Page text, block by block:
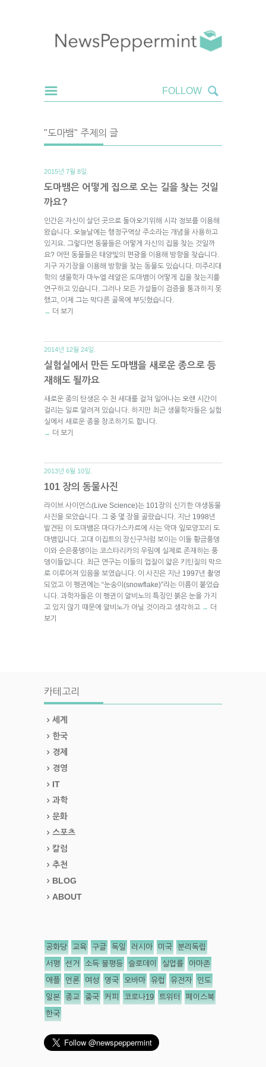
"도마뱀" 주제의 글
2015년 7월 8일.
도마뱀은 어떻게 집으로 오는 길을 찾는 것일
까요?
인간은 자신이 살던 곳으로 돌아오기위해 시각 정보를 이용해
왔습니다. 오늘날에는 행정구역상 주소라는 개념을 사용하고
있지요. 그렇다면 동물들은 어떻게 자신의 집을 찾는 것일까
요? 어떤 동물들은 태양빛의 편광을 이용해 방향을 찾습니다.
지구 자기장을 이용해 방향을 찾는 동물도 있습니다. 미주리대
학의 생물학자 마누엘 레알은 도마뱀이 어떻게 집을 찾는지를
연구하고 있습니다. 그러나 모든 가설들이 검증을 통과하지 못
했고, 이제 그는 막다른 골목에 부딧혔습니다.
→ 더 보기
2014년 12월 24일.
실험실에서 만든 도마뱀을 새로운 종으로 등
재해도 될까요
새로운 종의 탄생은 수 천 세대를 걸쳐 일어나는 오랜 시간이
걸리는 일로 알려져 있습니다. 하지만 최근 생물학자들은 실험
실에서 새로운 종을 창조하기도 합니다.
→ 더 보기
2013년 6월 10일.
101 장의 동물사진
라이브 사이언스(Live Science)는 101장의 신기한 야생동물
사진을 모았습니다. 그 중 몇 장을 골랐습니다. 지난 1998년
발견된 이 도마뱀은 마다가스카르에 사는 악마 잎모양꼬리 도
마뱀입니다. 고대 이집트의 장신구처럼 보이는 이들 황금풍뎅
이와 순은풍뎅이는 코스타리카의 우림에 실제로 존재하는 풍
뎅이들입니다. 최근 연구는 이들의 껍질이 얇은 키틴질의 막으
로 이루어져 있음을 보였습니다. 이 사진은 지난 1997년 촬영
되었고 이 펭귄에는 “눈송이(snowflake)”라는 이름이 붙었습
니다. 과학자들은 이 펭귄이 알비노의 특징인 붉은 눈을 가지
고 있지 않기 때문에 알비노가 아닐 것이라고 생각하고 → 더
보기
카테고리
세계
한국
경제
경영
IT
과학
문화
스포츠
칼럼
추천
BLOG
ABOUT
공화당 교육 구글 독일 러시아 미국 분리독립
서평 선거 소득 불평등 슬로데이 실업률 아마존
애플 언론 여성 영국 오바마 유럽 유전자 인도
일본 종교 중국 커피 코로나19 트위터 페이스북
한국